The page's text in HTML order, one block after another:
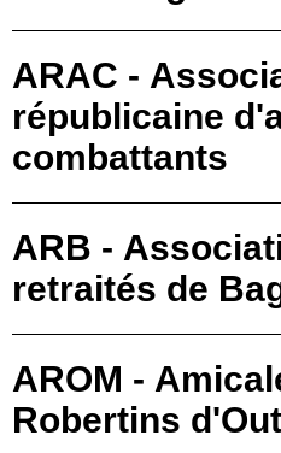
ARAC -
républicaine
combattants
ARB -
retraités de
AROM -
Robertins